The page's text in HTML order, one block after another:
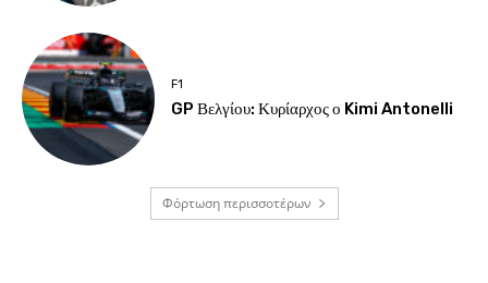
F1
GP Βελγίου: Κυρίαρχος ο Kimi Antonelli
Φόρτωση περισσοτέρων